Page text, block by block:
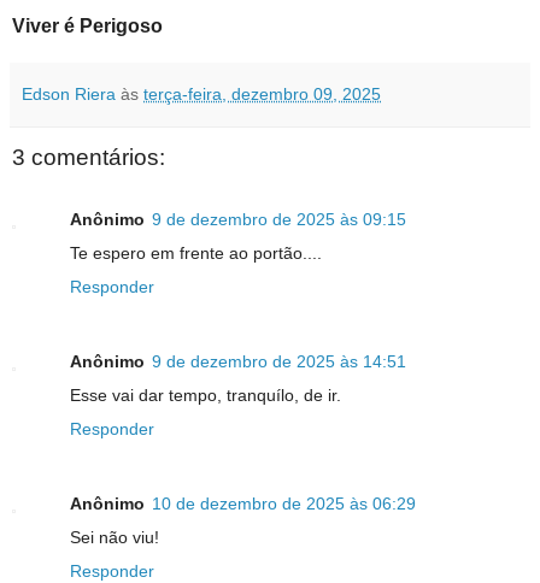
Viver é Perigoso
Edson Riera às terça-feira, dezembro 09, 2025
3 comentários:
Anônimo 9 de dezembro de 2025 às 09:15
Te espero em frente ao portão....
Responder
Anônimo 9 de dezembro de 2025 às 14:51
Esse vai dar tempo, tranquílo, de ir.
Responder
Anônimo 10 de dezembro de 2025 às 06:29
Sei não viu!
Responder